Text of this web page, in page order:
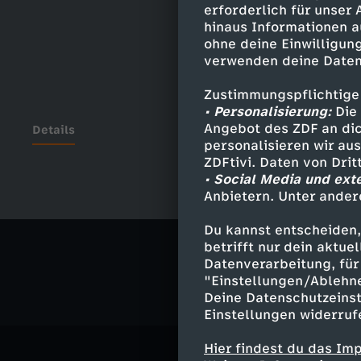
erforderlich für unser
hinaus Informationen
ohne deine
verwenden deine
• Personalisierung:Die
Angebot des ZDF an
personalisieren wir
ZDFtivi. Daten von
• Social Media und
Anbietern. Unter
Du kannst
betrifft nur dein
Datenverarbeitung,
"Einstellungen/
Deine
Einstellungen
Hier findest du das
Details
Ähnliche
Politik